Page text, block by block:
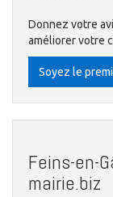
Donnez votre
améliorer votre
Soyez le
Feins-en-
mairie.biz